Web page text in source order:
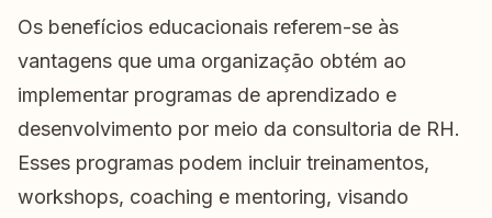
Os benefícios educacionais referem-se às
vantagens que uma organização obtém ao
implementar programas de aprendizado e
desenvolvimento por meio da consultoria de RH.
Esses programas podem incluir treinamentos,
workshops, coaching e mentoring, visando